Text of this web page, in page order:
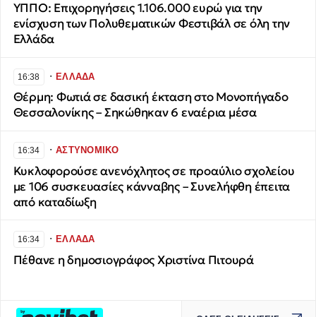
ΥΠΠΟ: Επιχορηγήσεις 1.106.000 ευρώ για την
ενίσχυση των Πολυθεματικών Φεστιβάλ σε όλη την
Ελλάδα
16:38 ∙ΕΛΛΑΔΑ
Θέρμη: Φωτιά σε δασική έκταση στο Μονοπήγαδο
Θεσσαλονίκης – Σηκώθηκαν 6 εναέρια μέσα
16:34 ∙ΑΣΤΥΝΟΜΙΚΟ
Κυκλοφορούσε ανενόχλητος σε προαύλιο σχολείου
με 106 συσκευασίες κάνναβης – Συνελήφθη έπειτα
από καταδίωξη
16:34 ∙ΕΛΛΑΔΑ
Πέθανε η δημοσιογράφος Χριστίνα Πιτουρά